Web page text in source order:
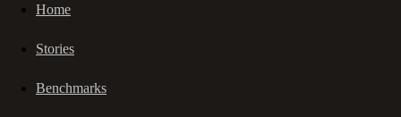
Home
Stories
Benchmarks